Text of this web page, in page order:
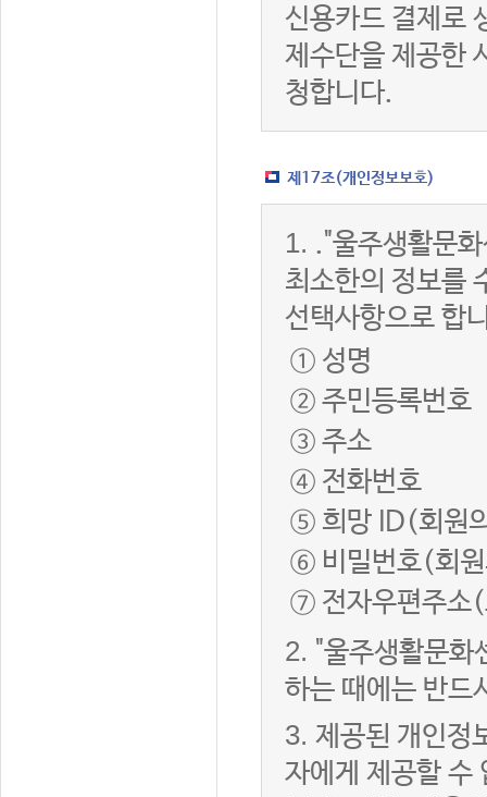
신용카드 결제로
제수단을 제공한
청합니다.
제17조(개인정보보호)
1. ."울주생활문
최소한의 정보를
선택사항으로 합
① 성명
② 주민등록번호
③ 주소
④ 전화번호
⑤ 희망 ID(회원
⑥ 비밀번호(회
⑦ 전자우편주소
2. "울주생활문화
하는 때에는 반드
3. 제공된 개인정
자에게 제공할 수